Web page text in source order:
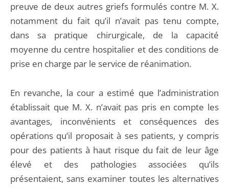
preuve de deux autres griefs formulés contre M. X.
notamment du fait qu’il n’avait pas tenu compte,
dans sa pratique chirurgicale, de la capacité
moyenne du centre hospitalier et des conditions de
prise en charge par le service de réanimation.
En revanche, la cour a estimé que l’administration
établissait que M. X. n’avait pas pris en compte les
avantages, inconvénients et conséquences des
opérations qu’il proposait à ses patients, y compris
pour des patients à haut risque du fait de leur âge
élevé et des pathologies associées qu’ils
présentaient, sans examiner toutes les alternatives